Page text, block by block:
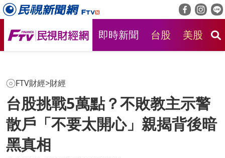
即時新聞 台股 美股
FTV財經>財經
台股挑戰5萬點？不敗教主示警
散戶「不要太開心」親揭背後暗
黑真相